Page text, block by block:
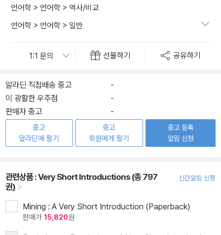
언어학 > 언어학 > 역사/비교
언어학 > 언어학 > 일반
선물하기 공유하기
알라딘 직접배송 중고
-
이 광활한 우주점
-
판매자 중고
-
중고
알라딘에 팔기
중고
회원에게 팔기
중고 등록
알림 신청
관련상품 :Very Short Introductions (총 797
권)
신간알림 신청
Mining : A Very Short Introduction (Paperback)
판매가 15,820원